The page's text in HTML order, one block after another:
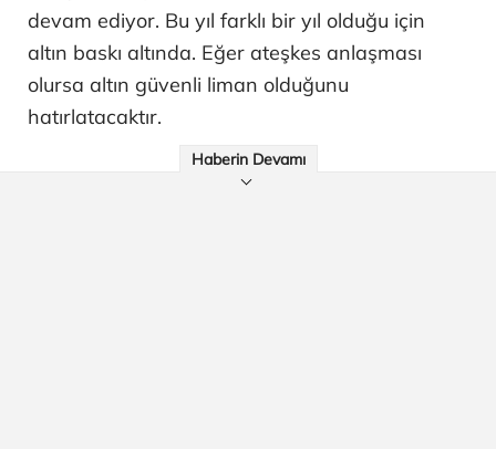
devam ediyor. Bu yıl farklı bir yıl olduğu için
altın baskı altında. Eğer ateşkes anlaşması
olursa altın güvenli liman olduğunu
hatırlatacaktır.
Haberin Devamı